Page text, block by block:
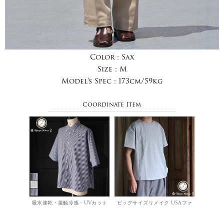
Color : Sax
Size : M
Model's Spec : 173cm/59kg
Coordinate Item
吸水速乾・接触冷感・UVカット
ビッグサイズリメイク USAファ